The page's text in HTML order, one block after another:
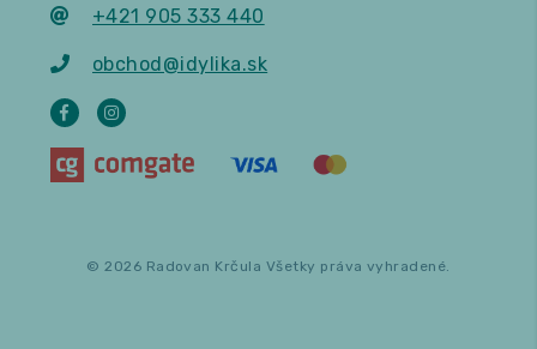
+421 905 333 440
obchod@idylika.sk
© 2026 Radovan Krčula Všetky práva vyhradené.